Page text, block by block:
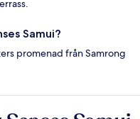
Samui?
promenad från Samrong